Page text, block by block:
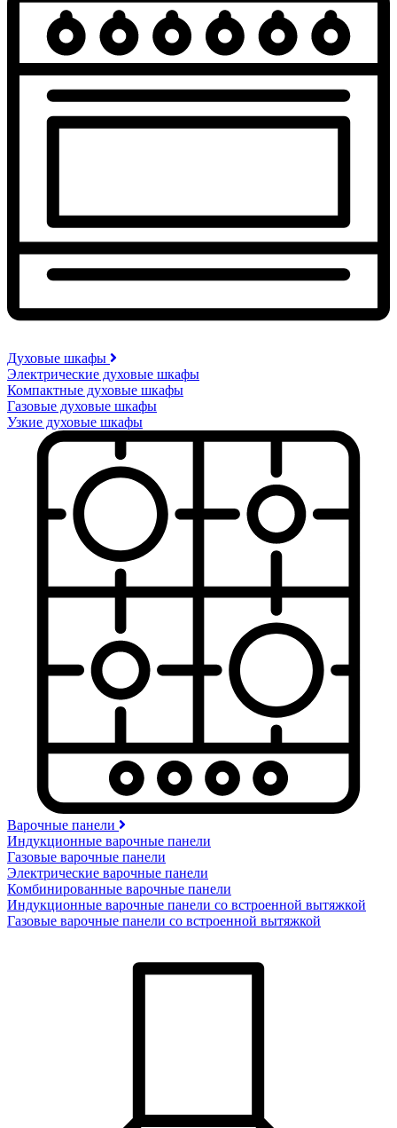
Духовые шкафы
Электрические духовые шкафы
Компактные духовые шкафы
Газовые духовые шкафы
Узкие духовые шкафы
Варочные панели
Индукционные варочные панели
Газовые варочные панели
Электрические варочные панели
Комбинированные варочные панели
Индукционные варочные панели со встроенной вытяжкой
Газовые варочные панели со встроенной вытяжкой